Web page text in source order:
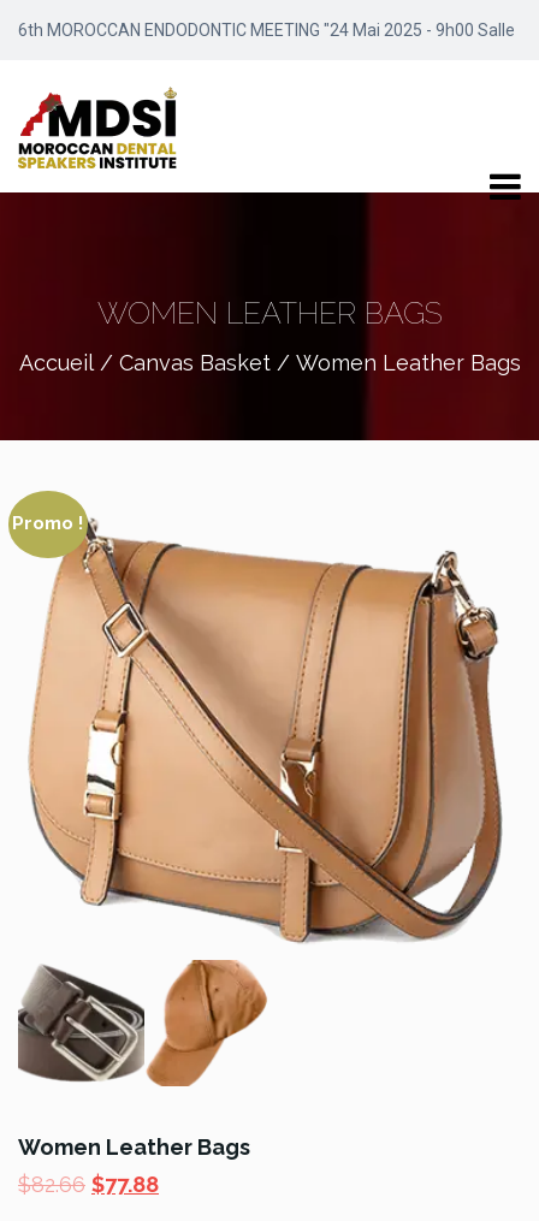
6th MOROCCAN ENDODONTIC MEETING "24 Mai 2025 - 9h00 Salle
Meydene / Marrakech"
WOMEN LEATHER BAGS
Accueil/ Canvas Basket/ Women Leather Bags
Promo !
Women Leather Bags
$82.66 Le
$77.88Le